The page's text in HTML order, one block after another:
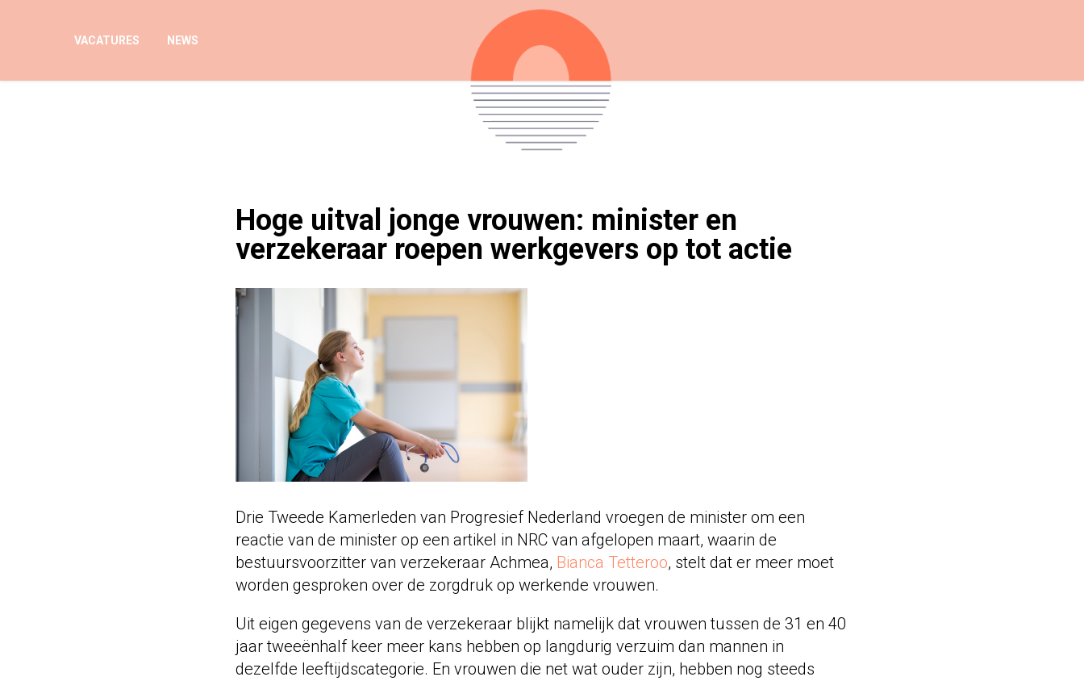
VACATURES NEWS
Hoge uitval jonge vrouwen: minister en
verzekeraar roepen werkgevers op tot actie
Drie Tweede Kamerleden van Progresief Nederland vroegen de minister om een
reactie van de minister op een artikel in NRC van afgelopen maart, waarin de
bestuursvoorzitter van verzekeraar Achmea, Bianca Tetteroo, stelt dat er meer moet
worden gesproken over de zorgdruk op werkende vrouwen.
Uit eigen gegevens van de verzekeraar blijkt namelijk dat vrouwen tussen de 31 en 40
jaar tweeënhalf keer meer kans hebben op langdurig verzuim dan mannen in
dezelfde leeftijdscategorie. En vrouwen die net wat ouder zijn, hebben nog steeds